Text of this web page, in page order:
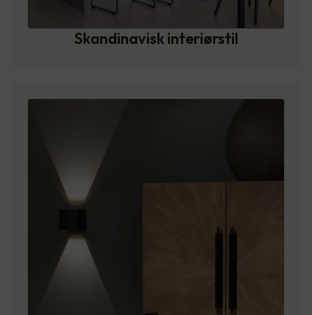
Skandinavisk interiørstil